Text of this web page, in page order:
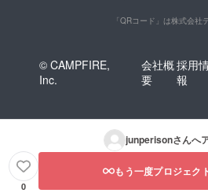
「QRコード」は株式会社
© CAMPFIRE,
Inc.
会社概
要
採用
報
junperisonさんへ
0
もう一度プロジェク